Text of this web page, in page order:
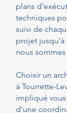
plans
techniques
suivi de
projet jusqu'à
nous
Choisir un
à Tourrette-
impliqué
d'une